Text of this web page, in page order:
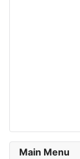
Main Menu